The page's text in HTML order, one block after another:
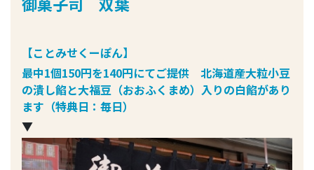
【ことみせくーぽん】
最中1個150円を140円にてご提供 北海道産大粒小豆
の潰し餡と大福豆（おおふくまめ）入りの白餡があり
ます（特典日：毎日）
▼